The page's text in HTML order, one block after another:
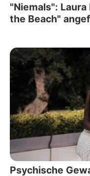
"Niemals":
the Beach"
Psychische